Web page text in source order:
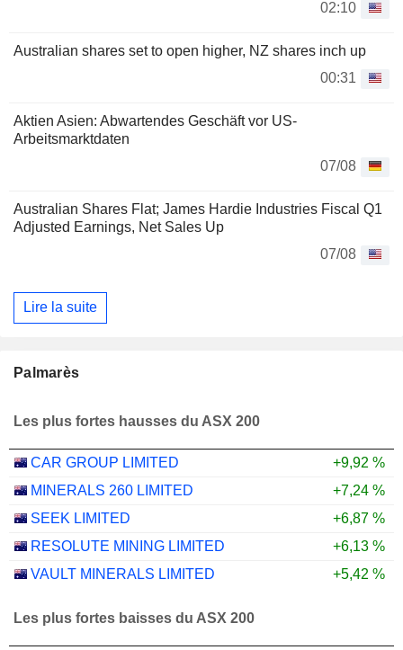
02:10
Australian shares set to open higher, NZ shares inch up
00:31
Aktien Asien: Abwartendes Geschäft vor US-
Arbeitsmarktdaten
07/08
Australian Shares Flat; James Hardie Industries Fiscal Q1
Adjusted Earnings, Net Sales Up
07/08
Lire la suite
Palmarès
Les plus fortes hausses du ASX 200
CAR GROUP LIMITED
+9,92 %
MINERALS 260 LIMITED
+7,24 %
SEEK LIMITED
+6,87 %
RESOLUTE MINING LIMITED
+6,13 %
VAULT MINERALS LIMITED
+5,42 %
Les plus fortes baisses du ASX 200